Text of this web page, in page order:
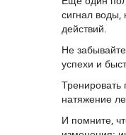
сигнал воды,
действий.
Не
успехи и
Тренировать
натяжение
И помните,